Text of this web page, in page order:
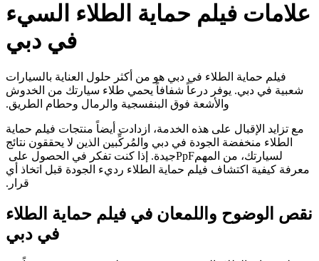
علامات فيلم حماية الطلاء السيء
في دبي
فيلم حماية الطلاء في دبي هو من أكثر حلول العناية بالسيارات
شعبية في دبي. يوفر درعاً شفافاً يحمي طلاء سيارتك من الخدوش
والأشعة فوق البنفسجية والرمال وحطام الطريق.
مع تزايد الإقبال على هذه الخدمة، ازدادت أيضاً منتجات فيلم حماية
الطلاء منخفضة الجودة في دبي والمُركِّبين الذين لا يحققون نتائج
جيدة. إذا كنت تفكر في الحصول علىPpFلسيارتك، من المهم
معرفة كيفية اكتشاف فيلم حماية الطلاء رديء الجودة قبل اتخاذ أي
قرار.
نقص الوضوح واللمعان في فيلم حماية الطلاء
في دبي